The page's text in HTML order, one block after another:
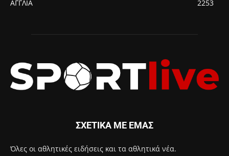
ΑΓΓΛΙΑ 2253
ΣΧΕΤΙΚΑ ΜΕ ΕΜΑΣ
Όλες οι αθλητικές ειδήσεις και τα αθλητικά νέα.